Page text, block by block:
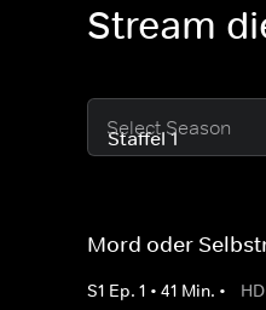
Stream
Select Season
Mord oder
S1 Ep. 1 • 41 Min. • HD